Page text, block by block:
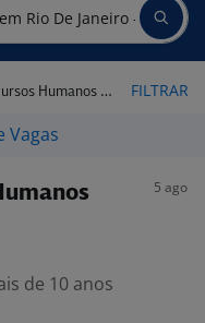
Rio de Janeiro - RJ FILTRAR
Vagas
5 ago
de 10 anos